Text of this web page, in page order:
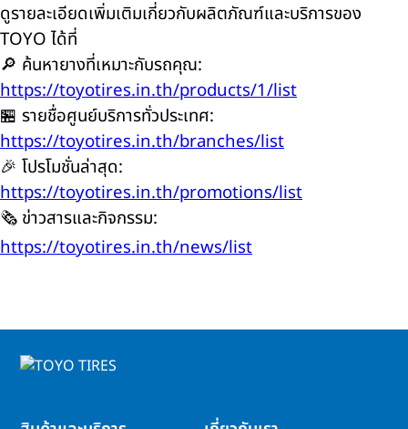
ดูรายละเอียดเพิ่มเติมเกี่ยวกับผลิตภัณฑ์และบริการของ
TOYO ได้ที่
🔎 ค้นหายางที่เหมาะกับรถคุณ:
https://toyotires.in.th/products/1/list
🏪 รายชื่อศูนย์บริการทั่วประเทศ:
https://toyotires.in.th/branches/list
🎉 โปรโมชั่นล่าสุด:
https://toyotires.in.th/promotions/list
🗞️ ข่าวสารและกิจกรรม:
https://toyotires.in.th/news/list